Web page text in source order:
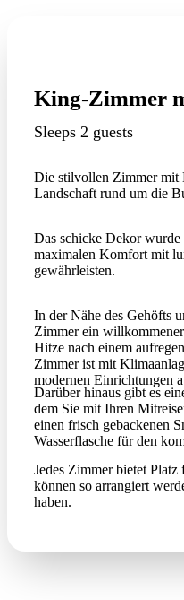
King-Zimmer
Sleeps 2 guests
Die stilvollen Zimmer mit
Landschaft rund um die
Das schicke Dekor
maximalen Komfort mit
gewährleisten.
In der Nähe des Gehöfts
Zimmer ein
Hitze nach einem
Zimmer ist mit
modernen Einrichtungen
Darüber hinaus gibt es
dem Sie mit Ihren
einen frisch gebackenen
Wasserflasche für den
Jedes Zimmer bietet
können so arrangiert
haben.